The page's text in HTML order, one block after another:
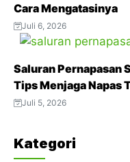
Cara Mengatasinya
Juli 6, 2026
Saluran Pernapasan
Tips Menjaga Napas
Aktivitas Padat
Juli 5, 2026
Kategori